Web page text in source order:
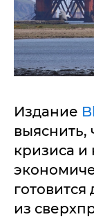
Издание
выяснить,
кризиса и
из